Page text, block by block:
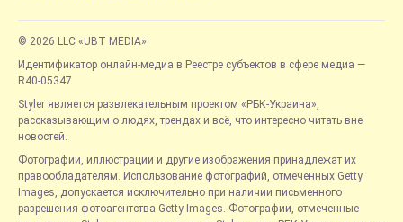
© 2026 LLC «UBT MEDIA»
Идентификатор онлайн-медиа в Реестре субъектов в сфере медиа —
R40-05347
Styler является развлекательным проектом «РБК-Украина»,
рассказывающим о людях, трендах и всё, что интересно читать вне
новостей.
Фотографии, иллюстрации и другие изображения принадлежат их
правообладателям. Использование фотографий, отмеченных Getty
Images, допускается исключительно при наличии письменного
разрешения фотоагентства Getty Images. Фотографии, отмеченные